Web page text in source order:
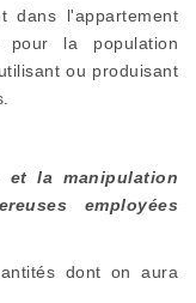
dans l'appartement
pour la population
ou produisant
et la manipulation
employées
dont on aura